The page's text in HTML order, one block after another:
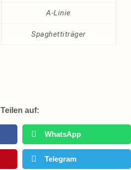
A-Linie
Spaghettiträger
Teilen auf:
WhatsApp
Telegram